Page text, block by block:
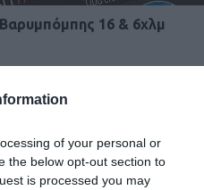
of your personal or
the below opt-out section to
is processed you may
16 & 6χλμ